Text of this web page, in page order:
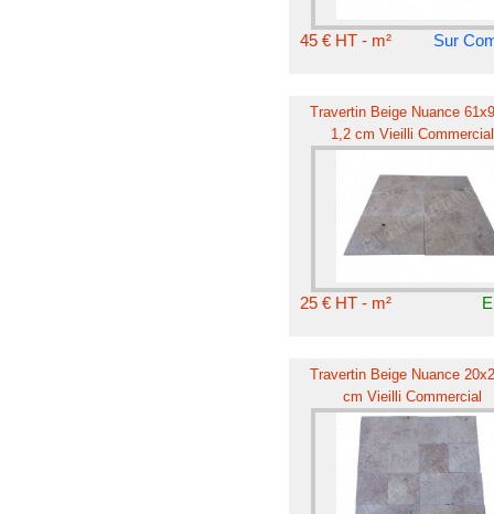
45 € HT - m² Sur
Travertin Beige Nuance
1,2 cm Vieilli Commercial
25 € HT - m²
Travertin Beige Nuance
cm Vieilli Commercial